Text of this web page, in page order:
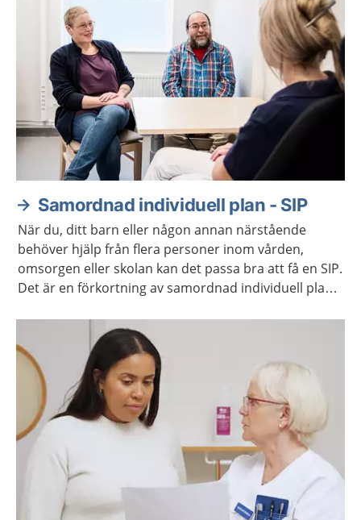
Samordnad individuell plan - SIP
När du, ditt barn eller någon annan närstående
behöver hjälp från flera personer inom vården,
omsorgen eller skolan kan det passa bra att få en SIP.
Det är en förkortning av samordnad individuell plan.